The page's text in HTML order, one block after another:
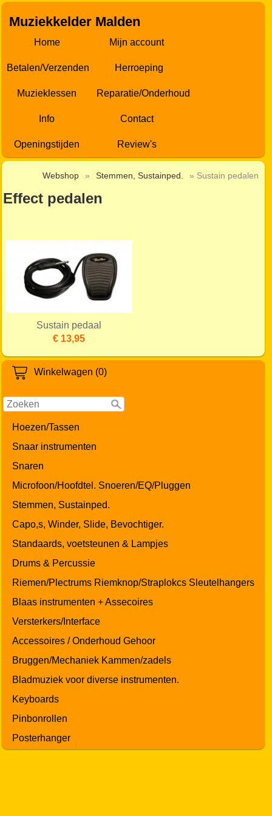
Muziekkelder Malden
Home Mijn account
Betalen/Verzenden Herroeping
Muzieklessen Reparatie/Onderhoud
Info Contact
Openingstijden Review's
Winkelwagen (0)
Hoezen/Tassen
Snaar instrumenten
Snaren
Microfoon/Hoofdtel. Snoeren/EQ/Pluggen
Stemmen, Sustainped.
Capo,s, Winder, Slide, Bevochtiger.
Standaards, voetsteunen & Lampjes
Drums & Percussie
Riemen/Plectrums Riemknop/Straplokcs Sleutelhangers
Blaas instrumenten + Assecoires
Versterkers/Interface
Accessoires / Onderhoud Gehoor
Bruggen/Mechaniek Kammen/zadels
Bladmuziek voor diverse instrumenten.
Keyboards
Pinbonrollen
Posterhanger
Webshop » Stemmen, Sustainped. » Sustain pedalen
Effect pedalen
Sustain pedaal
€ 13,95